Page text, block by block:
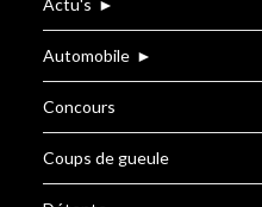
Actu's ►
Automobile ►
Concours
Coups de gueule